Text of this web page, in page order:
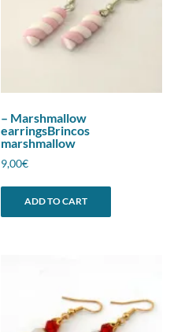
– Marshmallow
earringsBrincos
marshmallow
9,00€
ADD TO CART